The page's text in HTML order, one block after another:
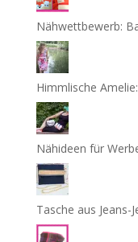
Nähwettbewerb:
Himmlische
Nähideen für
Tasche aus Jeans-